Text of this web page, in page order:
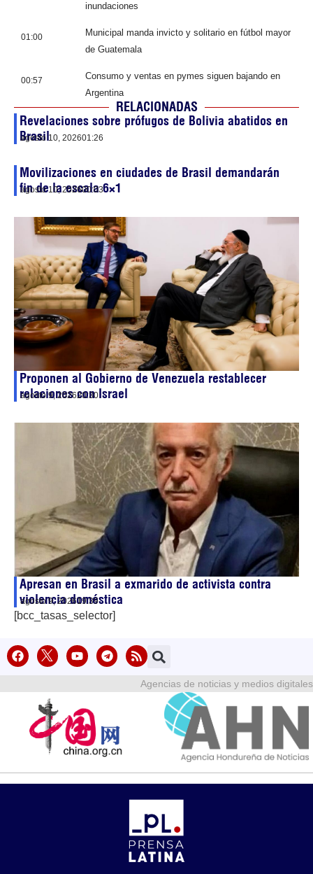
inundaciones
01:00
Municipal manda invicto y solitario en fútbol mayor
de Guatemala
00:57
Consumo y ventas en pymes siguen bajando en
Argentina
RELACIONADAS
Revelaciones sobre prófugos de Bolivia abatidos en
Brasil
agosto 10, 202601:26
Movilizaciones en ciudades de Brasil demandarán
fin de la escala 6×1
agosto 10, 202600:03
Proponen al Gobierno de Venezuela restablecer
relaciones con Israel
agosto 9, 202620:30
Apresan en Brasil a exmarido de activista contra
violencia doméstica
agosto 9, 202619:39
[bcc_tasas_selector]
Agencias de noticias y medios digitales